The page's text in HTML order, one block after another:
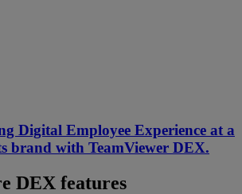
Digital Employee Experience at a
brand with TeamViewer DEX.
DEX features